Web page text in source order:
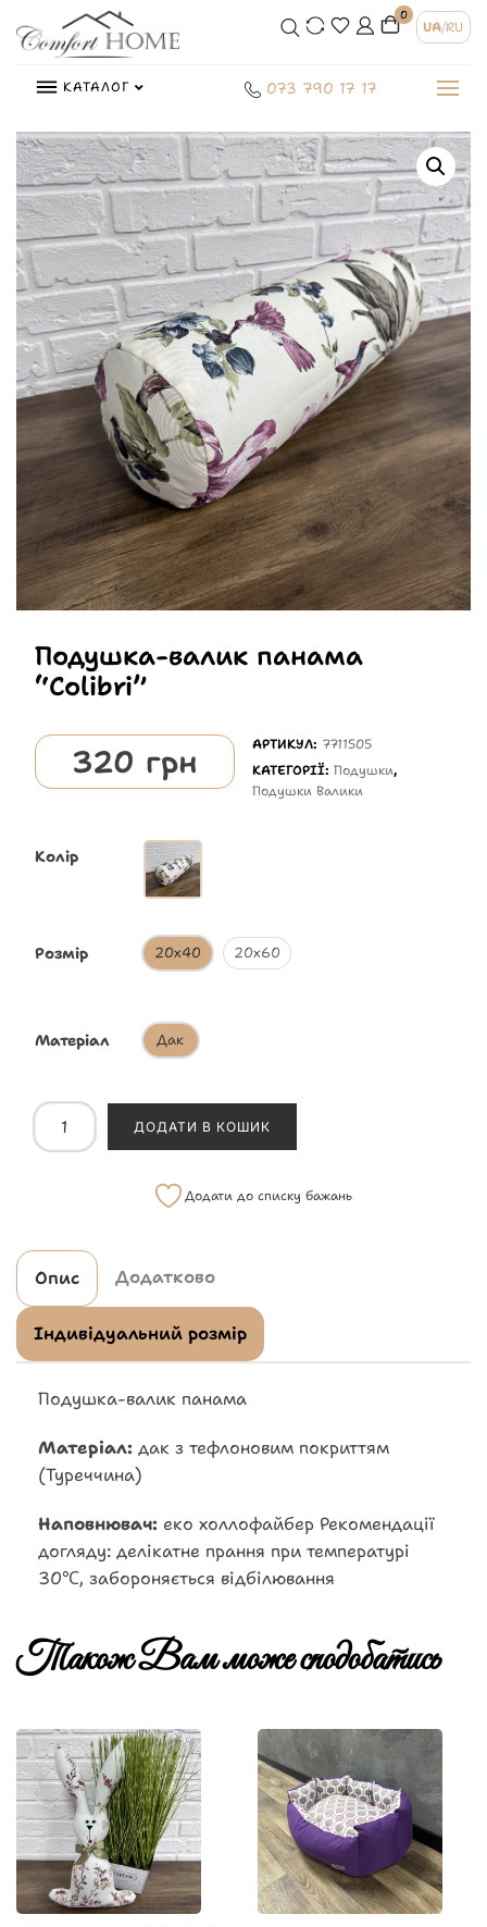
0
UA/RU
КАТАЛОГ 073 790 17 17
Подушка-валик панама
“Colibri”
320 грн АРТИКУЛ: 7711505
КАТЕГОРІЇ:Подушки,
Подушки Валики
Колір
Розмір 20х40 20х60
Матеріал Дак
ДОДАТИ В КОШИК
Додати до списку бажань
Опис Додатково
Індивідуальний розмір
Подушка-валик панама
Матеріал: дак з тефлоновим покриттям
(Туреччина)
Наповнювач: еко холлофайбер Рекомендації
догляду: делікатне прання при температурі
30℃, забороняється відбілювання
Також Вам може сподобатись